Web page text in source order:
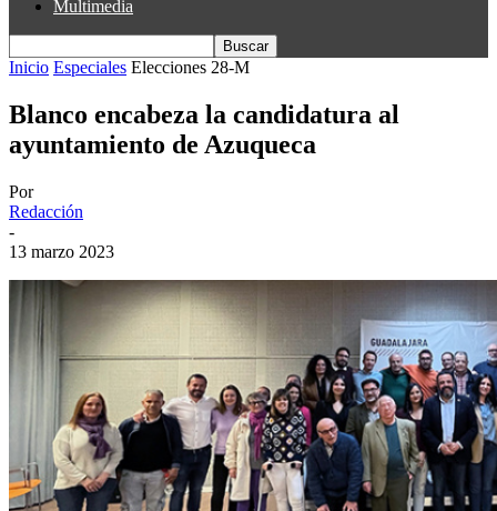
Multimedia
Inicio Especiales Elecciones 28-M
Blanco encabeza la candidatura al
ayuntamiento de Azuqueca
Por
Redacción
-
13 marzo 2023